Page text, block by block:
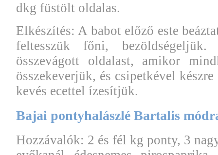
dkg füstölt oldalas.
Elkészítés: A babot előző este
feltesszük főni,
összevágott oldalast, amikor
összekeverjük, és csipetkével
kevés ecettel ízesítjük.
Bajai pontyhalászlé Bartalis
Hozzávalók: 2 és fél kg ponty, 3